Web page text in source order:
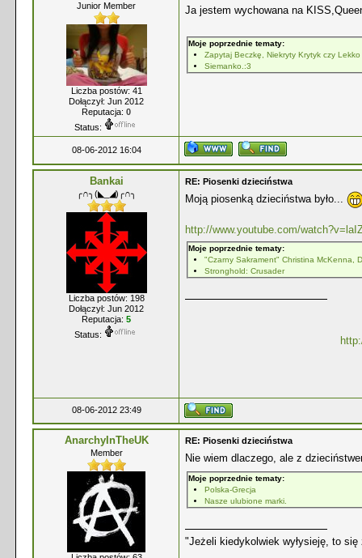
Junior Member
Liczba postów: 41
Dołączył: Jun 2012
Reputacja: 0
Status:
Ja jestem wychowana na
Moje poprzednie tematy:
Zapytaj Beczkę, Niekryty Krytyk czy
Siemanko.:3
08-06-2012 16:04
Bankai
╭∩╮(◣_◢)╭∩╮
Liczba postów: 198
Dołączył: Jun 2012
Reputacja: 5
Status:
RE: Piosenki dzieciństwa
Moją piosenką dzieciństwa było...
http://www.youtube.com/
Moje poprzednie tematy:
"Czarny Sakrament" Christina McKenna,
Stronghold: Crusader
08-06-2012 23:49
AnarchyInTheUK
Member
RE: Piosenki dzieciństwa
Nie wiem dlaczego, ale z
Moje poprzednie tematy:
Polska-Grecja
Nasze ulubione marki.
"Jeżeli kiedykolwiek wyłysieję, to